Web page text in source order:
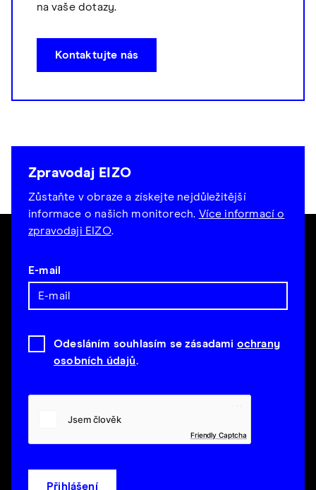
na vaše dotazy.
Kontaktujte nás
Zpravodaj EIZO
Zůstaňte v obraze a získejte nejdůležitější
informace o našich monitorech. Více informací o
zpravodaji EIZO.
E-mail
Odesláním souhlasím se zásadami ochrany
osobních údajů.
Friendly Captcha
Přihlášení